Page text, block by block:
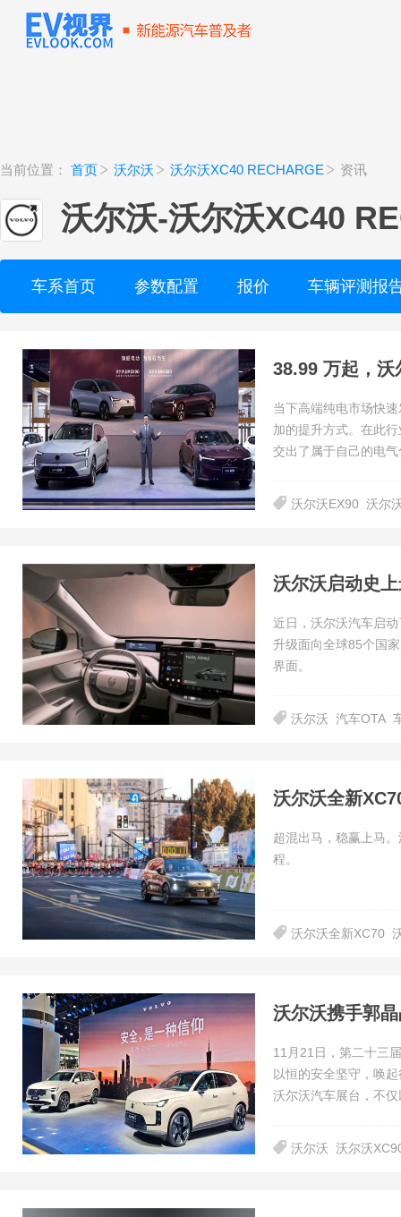
当前位置： 首页 沃尔沃 沃尔沃XC40 RECHARGE 资讯
沃尔沃-沃尔沃XC40
车系首页 参数配置 报价 车辆评测报
38.99 万起，沃
当下高端纯电市场快
加的提升方式。在此
交出了属于自己的电
沃尔沃EX90 沃尔
近日，沃尔沃汽车启
升级面向全球85个国
界面。
沃尔沃 汽车OTA
超混出马，稳赢上马
程。
沃尔沃全新XC70
沃尔沃携手郭
​11月21日，第二十三
以恒的安全坚守，唤
沃尔沃汽车展台，不
沃尔沃 沃尔沃